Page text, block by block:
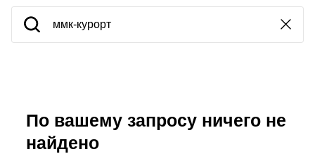
По вашему запросу ничего не
найдено